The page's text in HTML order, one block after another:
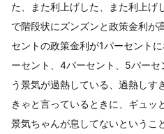
た、また利上げした、また利上げ
で階段状にズンズンと政策金利が
セントの政策金利が1パーセント
ーセント、4パーセント、5パー
う景気が過熱している、過熱しす
きゃと言っているときに、ギュッ
景気ちゃんが息してないというこ